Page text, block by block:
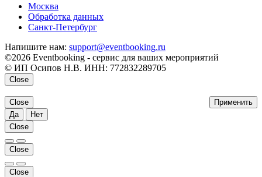
Москва
Обработка данных
Санкт-Петербург
Напишите нам: support@eventbooking.ru
©2026 Eventbooking - сервис для ваших мероприятий
© ИП Осипов Н.В. ИНН: 772832289705
Close
Применить
Close
Да
Нет
Close
Close
Close